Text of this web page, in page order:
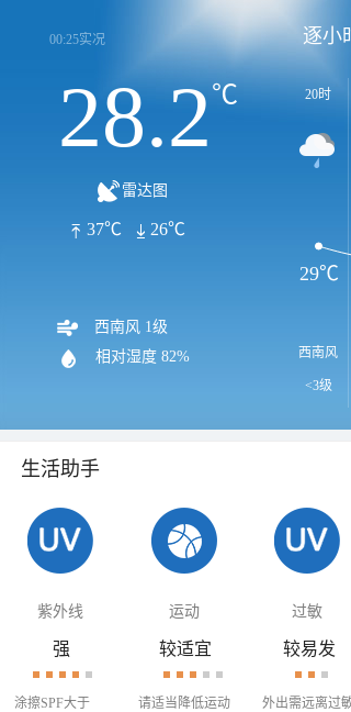
00:25实况
28.2℃
雷达图
37℃ 26℃
西南风 1级
相对湿度 82%
逐小
20时
西南风
<3级
29℃
生活助手
紫外线 运动 过敏
强
涂擦SPF大于
较适宜
请适当降低运动
较易发
外出需远离过